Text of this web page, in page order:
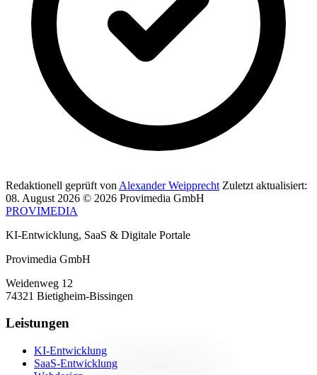
Redaktionell geprüft von Alexander Weipprecht Zuletzt aktualisiert:
08. August 2026 © 2026 Provimedia GmbH
PROVIMEDIA
KI-Entwicklung, SaaS & Digitale Portale
Provimedia GmbH
Weidenweg 12
74321 Bietigheim-Bissingen
Leistungen
KI-Entwicklung
SaaS-Entwicklung